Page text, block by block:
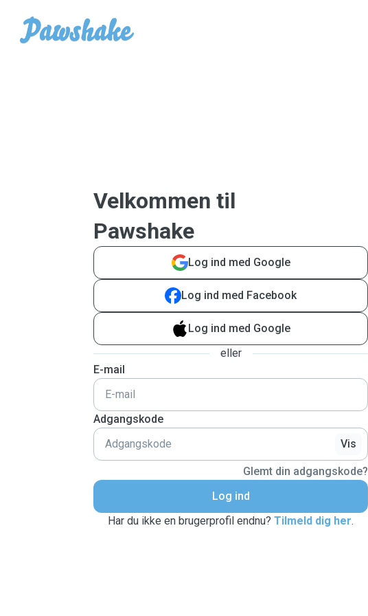
Velkommen til
Pawshake
Log ind med Google
Log ind med Facebook
Log ind med Google
eller
E-mail
Adgangskode
Vis
Glemt din adgangskode?
Log ind
Har du ikke en brugerprofil endnu? Tilmeld dig her.